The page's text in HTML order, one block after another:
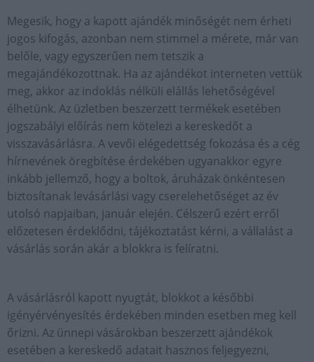
Megesik, hogy a kapott ajándék minőségét nem érheti
jogos kifogás, azonban nem stimmel a mérete, már van
belőle, vagy egyszerűen nem tetszik a
megajándékozottnak. Ha az ajándékot interneten vettük
meg, akkor az indoklás nélküli elállás lehetőségével
élhetünk. Az üzletben beszerzett termékek esetében
jogszabályi előírás nem kötelezi a kereskedőt a
visszavásárlásra. A vevői elégedettség fokozása és a cég
hírnevének öregbítése érdekében ugyanakkor egyre
inkább jellemző, hogy a boltok, áruházak önkéntesen
biztosítanak levásárlási vagy cserelehetőséget az év
utolsó napjaiban, január elején. Célszerű ezért erről
előzetesen érdeklődni, tájékoztatást kérni, a vállalást a
vásárlás során akár a blokkra is felíratni.
A vásárlásról kapott nyugtát, blokkot a későbbi
igényérvényesítés érdekében minden esetben meg kell
őrizni. Az ünnepi vásárokban beszerzett ajándékok
esetében a kereskedő adatait hasznos feljegyezni,